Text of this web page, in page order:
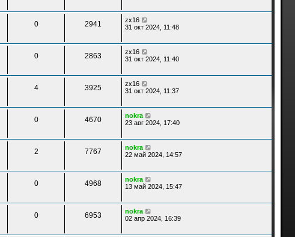
0 2941
zx16
31 окт 2024, 11:48
0 2863
zx16
31 окт 2024, 11:40
4 3925
zx16
31 окт 2024, 11:37
0 4670
nokra
23 авг 2024, 17:40
2 7767
nokra
22 май 2024, 14:57
0 4968
nokra
13 май 2024, 15:47
0 6953
nokra
02 апр 2024, 16:39